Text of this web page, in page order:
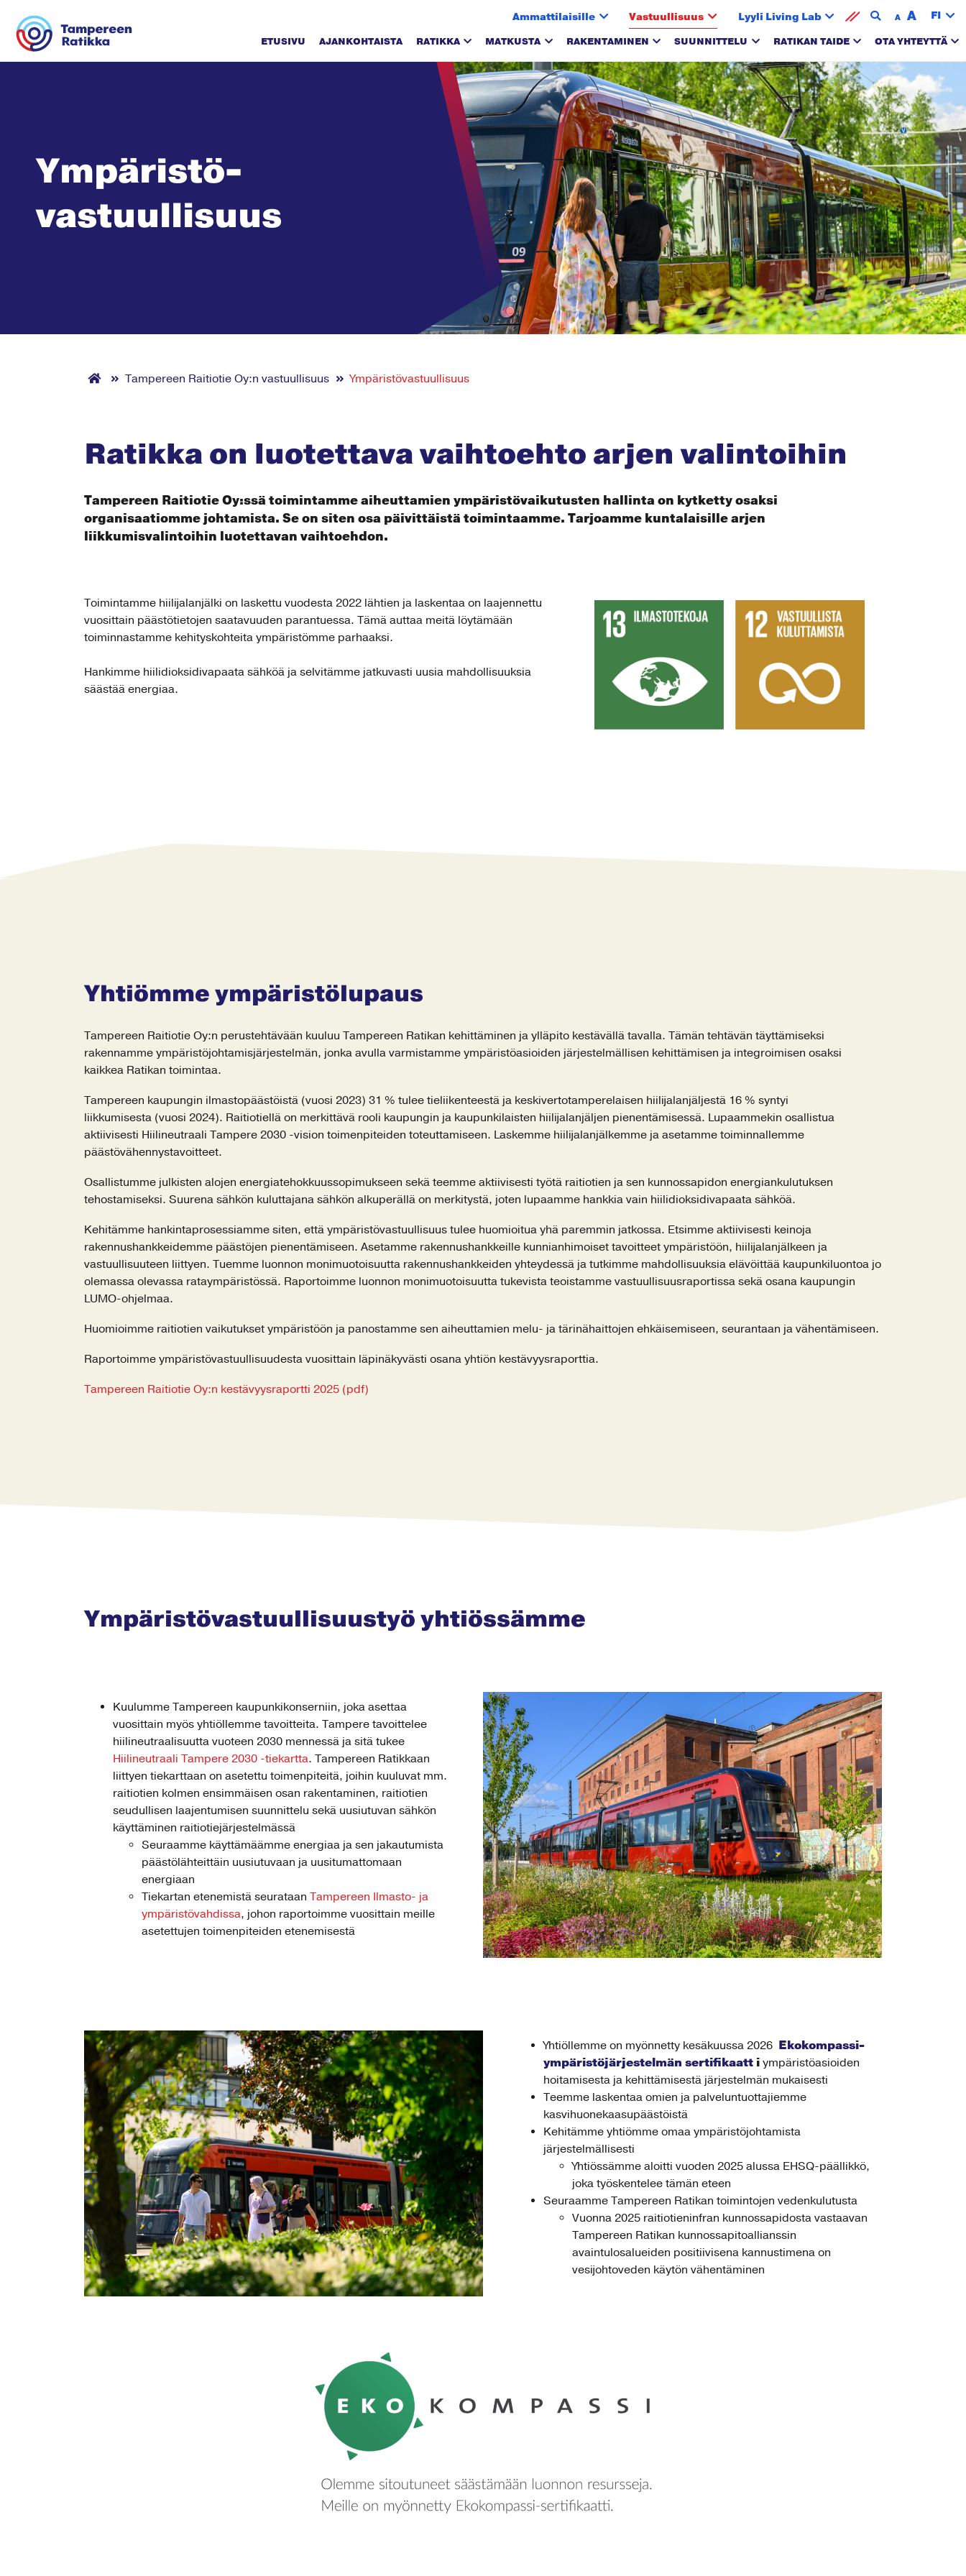
Ammattilaisille Vastuullisuus Lyyli Living Lab A A FI
ETUSIVU AJANKOHTAISTA RATIKKA MATKUSTA RAKENTAMINEN SUUNNITTELU RATIKAN TAIDE OTA YHTEYTTÄ
Ympäristö­
vastuullisuus
Tampereen Raitiotie Oy:n vastuullisuus Ympäristö­­­vastuullisuus
Ratikka on luotettava vaihtoehto arjen valintoihin
Tampereen Raitiotie Oy:ssä toimintamme aiheuttamien ympäristövaikutusten hallinta on kytketty osaksi
organisaatiomme johtamista. Se on siten osa päivittäistä toimintaamme. Tarjoamme kuntalaisille arjen
liikkumisvalintoihin luotettavan vaihtoehdon.
Toimintamme hiilijalanjälki on laskettu vuodesta 2022 lähtien ja laskentaa on laajennettu
vuosittain päästötietojen saatavuuden parantuessa. Tämä auttaa meitä löytämään
toiminnastamme kehityskohteita ympäristömme parhaaksi.
Hankimme hiilidioksidivapaata sähköä ja selvitämme jatkuvasti uusia mahdollisuuksia
säästää energiaa.
Yhtiömme ympäristölupaus
Tampereen Raitiotie Oy:n perustehtävään kuuluu Tampereen Ratikan kehittäminen ja ylläpito kestävällä tavalla. Tämän tehtävän täyttämiseksi
rakennamme ympäristöjohtamisjärjestelmän, jonka avulla varmistamme ympäristöasioiden järjestelmällisen kehittämisen ja integroimisen osaksi
kaikkea Ratikan toimintaa.
Tampereen kaupungin ilmastopäästöistä (vuosi 2023) 31 % tulee tieliikenteestä ja keskivertotamperelaisen hiilijalanjäljestä 16 % syntyi
liikkumisesta (vuosi 2024). Raitiotiellä on merkittävä rooli kaupungin ja kaupunkilaisten hiilijalanjäljen pienentämisessä. Lupaammekin osallistua
aktiivisesti Hiilineutraali Tampere 2030 -vision toimenpiteiden toteuttamiseen. Laskemme hiilijalanjälkemme ja asetamme toiminnallemme
päästövähennystavoitteet.
Osallistumme julkisten alojen energiatehokkuussopimukseen sekä teemme aktiivisesti työtä raitiotien ja sen kunnossapidon energiankulutuksen
tehostamiseksi. Suurena sähkön kuluttajana sähkön alkuperällä on merkitystä, joten lupaamme hankkia vain hiilidioksidivapaata sähköä.
Kehitämme hankintaprosessiamme siten, että ympäristövastuullisuus tulee huomioitua yhä paremmin jatkossa. Etsimme aktiivisesti keinoja
rakennushankkeidemme päästöjen pienentämiseen. Asetamme rakennushankkeille kunnianhimoiset tavoitteet ympäristöön, hiilijalanjälkeen ja
vastuullisuuteen liittyen. Tuemme luonnon monimuotoisuutta rakennushankkeiden yhteydessä ja tutkimme mahdollisuuksia elävöittää kaupunkiluontoa jo
olemassa olevassa rataympäristössä. Raportoimme luonnon monimuotoisuutta tukevista teoistamme vastuullisuusraportissa sekä osana kaupungin
LUMO-ohjelmaa.
Huomioimme raitiotien vaikutukset ympäristöön ja panostamme sen aiheuttamien melu- ja tärinähaittojen ehkäisemiseen, seurantaan ja vähentämiseen.
Raportoimme ympäristövastuullisuudesta vuosittain läpinäkyvästi osana yhtiön kestävyysraporttia.
Tampereen Raitiotie Oy:n kestävyysraportti 2025 (pdf)
Ympäristövastuullisuustyö yhtiössämme
Kuulumme Tampereen kaupunkikonserniin, joka asettaa
vuosittain myös yhtiöllemme tavoitteita. Tampere tavoittelee
hiilineutraalisuutta vuoteen 2030 mennessä ja sitä tukee
Hiilineutraali Tampere 2030 -tiekartta. Tampereen Ratikkaan
liittyen tiekarttaan on asetettu toimenpiteitä, joihin kuuluvat mm.
raitiotien kolmen ensimmäisen osan rakentaminen, raitiotien
seudullisen laajentumisen suunnittelu sekä uusiutuvan sähkön
käyttäminen raitiotiejärjestelmässä
Seuraamme käyttämäämme energiaa ja sen jakautumista
päästölähteittäin uusiutuvaan ja uusitumattomaan
energiaan
Tiekartan etenemistä seurataan Tampereen Ilmasto- ja
ympäristövahdissa, johon raportoimme vuosittain meille
asetettujen toimenpiteiden etenemisestä
Yhtiöllemme on myönnetty kesäkuussa 2026 Ekokompassi-
ympäristöjärjestelmän sertifikaatt iympäristöasioiden
hoitamisesta ja kehittämisestä järjestelmän mukaisesti
Teemme laskentaa omien ja palveluntuottajiemme
kasvihuonekaasupäästöistä
Kehitämme yhtiömme omaa ympäristöjohtamista
järjestelmällisesti
Yhtiössämme aloitti vuoden 2025 alussa EHSQ-päällikkö,
joka työskentelee tämän eteen
Seuraamme Tampereen Ratikan toimintojen vedenkulutusta
Vuonna 2025 raitiotieninfran kunnossapidosta vastaavan
Tampereen Ratikan kunnossapitoallianssin
avaintulosalueiden positiivisena kannustimena on
vesijohtoveden käytön vähentäminen